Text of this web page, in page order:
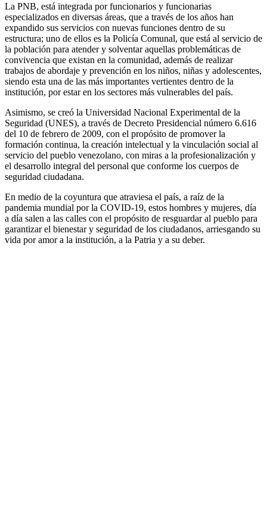
La PNB, está integrada por funcionarios y funcionarias
especializados en diversas áreas, que a través de los años han
expandido sus servicios con nuevas funciones dentro de su
estructura; uno de ellos es la Policía Comunal, que está al servicio de
la población para atender y solventar aquellas problemáticas de
convivencia que existan en la comunidad, además de realizar
trabajos de abordaje y prevención en los niños, niñas y adolescentes,
siendo esta una de las más importantes vertientes dentro de la
institución, por estar en los sectores más vulnerables del país.
Asimismo, se creó la Universidad Nacional Experimental de la
Seguridad (UNES), a través de Decreto Presidencial número 6.616
del 10 de febrero de 2009, con el propósito de promover la
formación continua, la creación intelectual y la vinculación social al
servicio del pueblo venezolano, con miras a la profesionalización y
el desarrollo integral del personal que conforme los cuerpos de
seguridad ciudadana.
En medio de la coyuntura que atraviesa el país, a raíz de la
pandemia mundial por la COVID-19, estos hombres y mujeres, día
a día salen a las calles con el propósito de resguardar al pueblo para
garantizar el bienestar y seguridad de los ciudadanos, arriesgando su
vida por amor a la institución, a la Patria y a su deber.